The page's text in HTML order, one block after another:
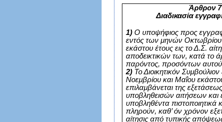
Άρθρον 7
Διαδικασία
1)Ο υποψήφιος προς
εντός των μηνών Οκτωβρίου
εκάστου έτους εις το Δ.Σ.
αποδεικτικών των, κατά το
παρόντος, προσόντων
2) Το Διοικητικόν
Νοεμβρίου και Μαΐου
επιλαμβάνεται της
υποβληθεισών αιτήσεων και
υποβληθέντα πιστοποιητικά
πληρούν, καθ’ όν χρόνον
αίτησις από τυπικής